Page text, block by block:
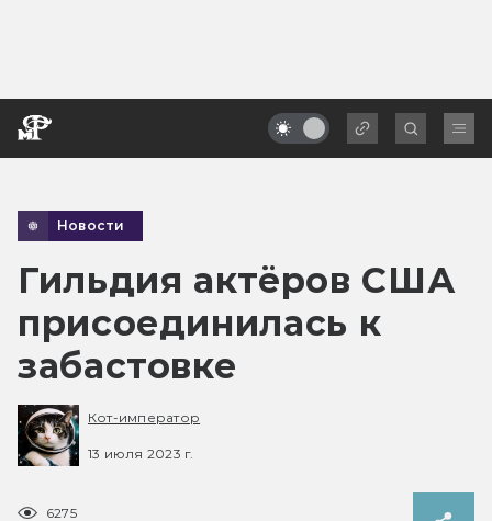
Новости
Гильдия актёров США
присоединилась к
забастовке
Кот-император
13 июля 2023 г.
6275